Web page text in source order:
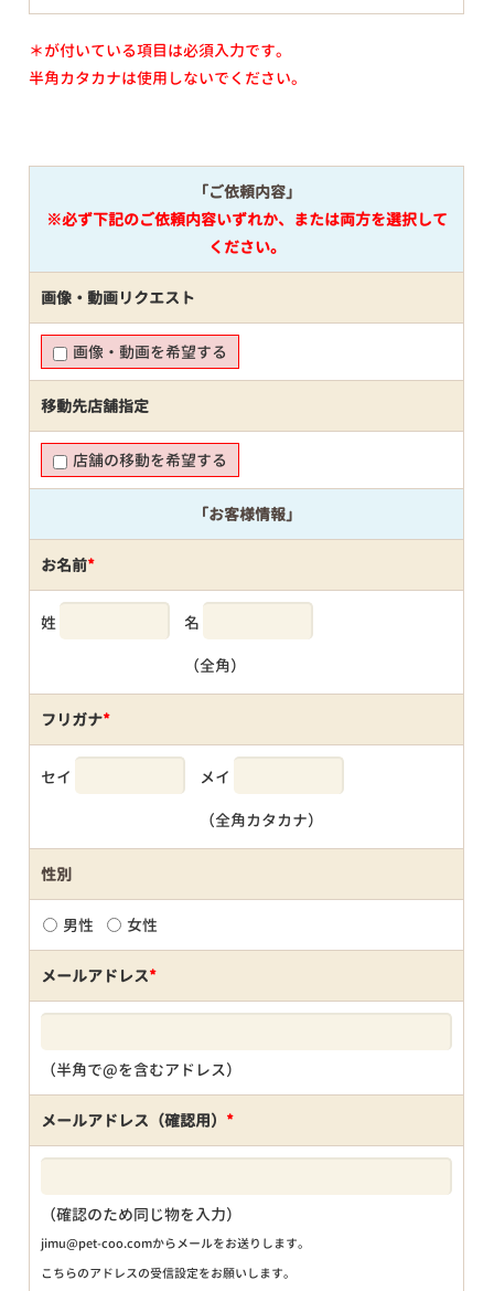
＊が付いている項目は必須入力です。
半角カタカナは使用しないでください。
「ご依頼内容」
※必ず下記のご依頼内容いずれか、または両方を選択して
ください。
画像・動画リクエスト
画像・動画を希望する
移動先店舗指定
店舗の移動を希望する
「お客様情報」
お名前*
姓 名
（全角）
フリガナ*
セイ メイ
（全角カタカナ）
性別
男性 女性
メールアドレス*
（半角で@を含むアドレス）
メールアドレス（確認用） *
（確認のため同じ物を入力）
jimu@pet-coo.comからメールをお送りします。
こちらのアドレスの受信設定をお願いします。